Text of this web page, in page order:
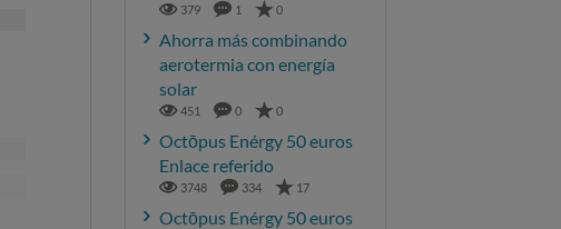
379 1 0
Ahorra más combinando
aerotermia con energía
solar
451 0 0
Octōpus Enérgy 50 euros
Enlace referido
3748 334 17
Octōpus Enérgy 50 euros